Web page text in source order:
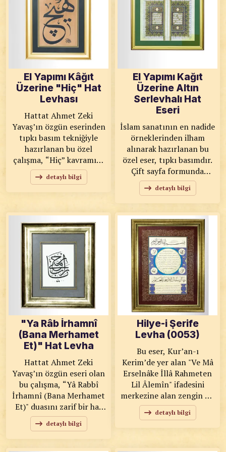
kazandırır. Geleneksel
sanatların uyum içinde
buluştuğu bu tablo, hem
manevi anlamı hem de
dekoratif değeriyle yaşam
alanlarında özel bir yer
edinir. KOD: 0022
SANATKÂR: Ali TEK
ÖLÇÜ: 44x71 ESERİN
ÖZELLİKLERİ: Orijinal
geleneğinin estetik
anlayışını güçlü bir
şekilde ortaya koyar.
Dengeli kompozisyonu ve
sayesinde hem manevi
hem de görsel açıdan
etkileyici bir atmosfer
sunar. KOD: 0025
SANATKÂR: Ahmet Zeki
YAVAŞ ÖLÇÜ: 68x90
ESERİN ÖZELLİKLERİ:
Tıpkı Basım
El Yapımı Kâğıt
Üzerine "Hiç" Hat
Levhası
Hattat Ahmet Zeki
Yavaş’ın özgün eserinden
tıpkı basım tekniğiyle
hazırlanan bu özel
çalışma, “Hiç” kavramını
güçlü bir hat
kompozisyonu ile
yere sahip olan “Hiç”,
insanın nefsini
arındırarak hakikate
yönelişini simgeler. KOD:
0029 SANATKÂR: Ahmet
Zeki YAVAŞ ÖLÇÜLER:
50x62 ESER
ÖZELLİKLERİ: El Yapımı
Kâğıt, Tıpkı Basım
detaylı bilgi
El Yapımı Kağıt
Üzerine Altın
Serlevhalı Hat
Eseri
İslam sanatının en nadide
örneklerinden ilham
alınarak hazırlanan bu
özel eser, tıpkı basımdır.
Çift sayfa formunda
tasarlanan kompozisyon,
klasik yazma eser
estetiğini günümüze
taşıyan zarif bir bütünlük
sunar. Eserde yer alan
ince tezhip süslemeleri ve
altın detaylar, sanatın
ihtişamını ve ustalığını
yansıtırken; kullanılan
doğal toprak boyalar
esere sıcak, otantik ve
zamansız bir karakter
kazandırır. KOD: 0032
SANATKÂR: Mehmet
ŞEKER ÖLÇÜLER: 43x50
ESER ÖZELLİKLERİ: El
Yapımı Kâğıt, Toprak
Boya, Altın, Tıpkı Basım
detaylı bilgi
"Ya Râb İrhamnî
(Bana Merhamet
Et)" Hat Levha
Hattat Ahmet Zeki
Yavaş’ın özgün eseri olan
bu çalışma, “Yâ Rabbî
İrhamnî (Bana Merhamet
Et)" duasını zarif bir hat
kompozisyonu ile sunar.
Derin manevi anlamı ve
detaylı bilgi
Hilye-i Şerife
Levha (0053)
Bu eser, Kur’an-ı
Kerim’de yer alan "Ve Mâ
Erselnâke İllâ Rahmeten
Lil Âlemîn" ifadesini
merkezine alan zengin bir
hüsn-i hat ve tezhip
çalışmasıdır. “Seni ancak
detaylı bilgi